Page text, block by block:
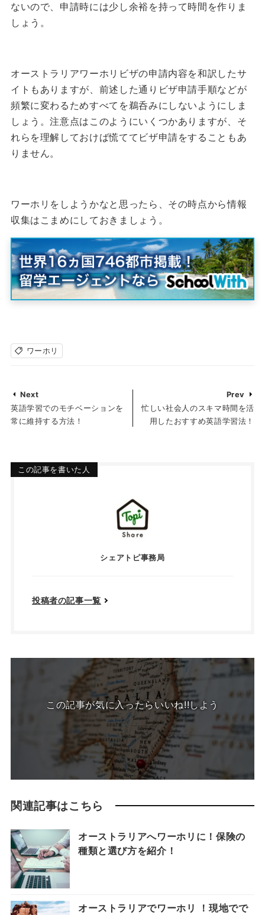
ないので、申請時には少し余裕を持って時間を作りま
しょう。
オーストラリアワーホリビザの申請内容を和訳したサ
イトもありますが、前述した通りビザ申請手順などが
頻繁に変わるためすべてを鵜呑みにしないようにしま
しょう。注意点はこのようにいくつかありますが、そ
れらを理解しておけば慌ててビザ申請をすることもあ
りません。
ワーホリをしようかなと思ったら、その時点から情報
収集はこまめにしておきましょう 。
ワーホリ
Next
英語学習でのモチベーションを
常に維持する方法！
Prev
忙しい社会人のスキマ時間を活
用したおすすめ英語学習法！
この記事を書いた人
シェアトピ事務局
投稿者の記事一覧
この記事が気に入ったらいいね!!しよう
関連記事はこちら
オーストラリアへワーホリに！保険の
種類と選び方を紹介！
オーストラリアでワーホリ ！現地でで